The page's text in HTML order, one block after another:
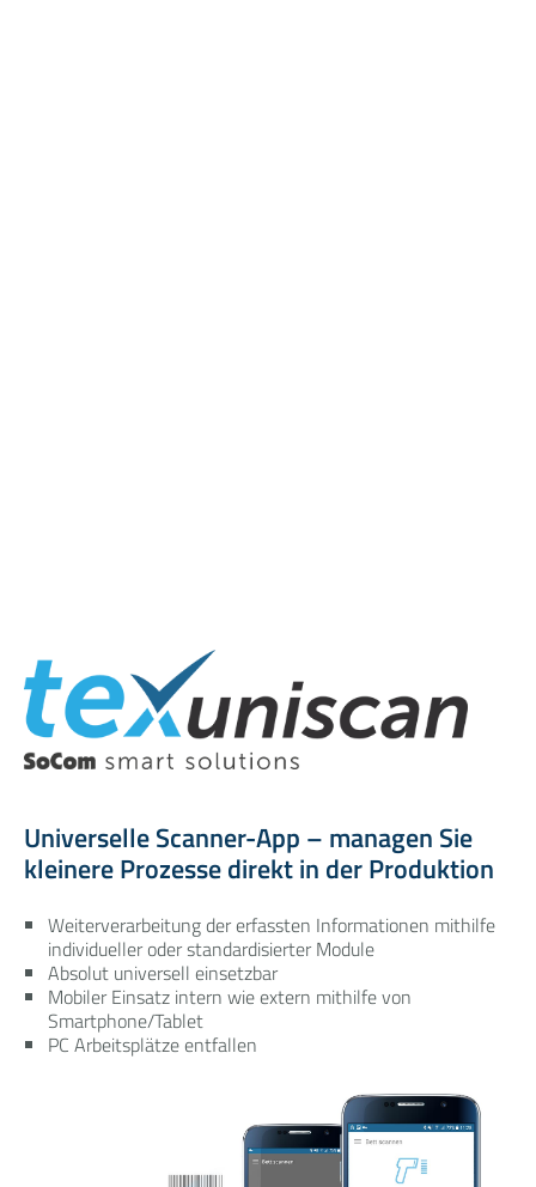
Universelle Scanner-App – managen Sie
kleinere Prozesse direkt in der Produktion
Weiterverarbeitung der erfassten Informationen mithilfe
individueller oder standardisierter Module
Absolut universell einsetzbar
Mobiler Einsatz intern wie extern mithilfe von
Smartphone/Tablet
PC Arbeitsplätze entfallen